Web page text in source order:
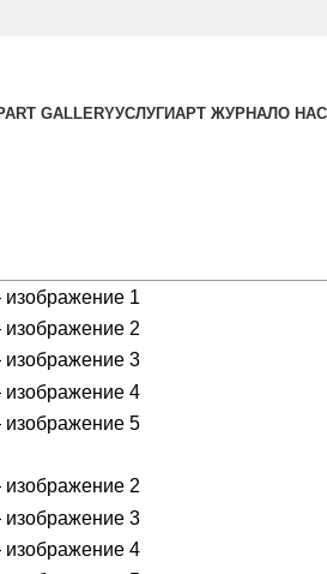
GALLERYУСЛУГИАРТ ЖУРНАЛО НАС